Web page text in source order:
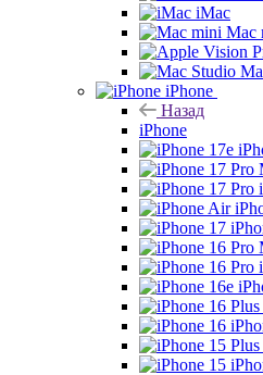
iMac
Mac
iPhone
Назад
iPhone